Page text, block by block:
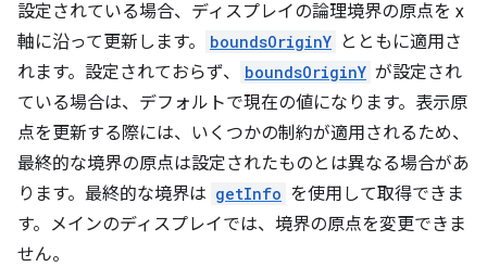
設定されている場合、ディスプレイの論理境界の原点を x
軸に沿って更新します。
boundsOriginY とともに適用さ
れます。設定されておらず、
boundsOriginY が設定され
ている場合は、デフォルトで現在の値になります。表示原
点を更新する際には、いくつかの制約が適用されるため、
最終的な境界の原点は設定されたものとは異なる場合があ
ります。最終的な境界は getInfo を使用して取得できま
す。メインのディスプレイでは、境界の原点を変更できま
せん。